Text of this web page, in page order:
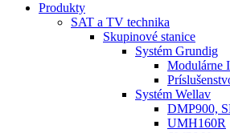
Produkty
SAT a TV technika
Skupinové stanice
Systém Grundig
Modulárne
Systém Wellav
DMP900,
UMH160R